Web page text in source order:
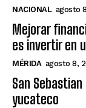
NACIONAL agosto
Mejorar
es invertir en
MÉRIDA agosto 8,
San
yucateco